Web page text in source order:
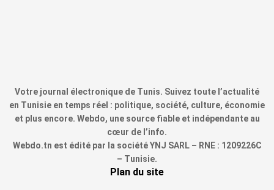
Votre journal électronique de Tunis. Suivez toute l’actualité
en Tunisie en temps réel : politique, société, culture, économie
et plus encore. Webdo, une source fiable et indépendante au
cœur de l’info.
Webdo.tn est édité par la société YNJ SARL – RNE : 1209226C
– Tunisie.
Plan du site